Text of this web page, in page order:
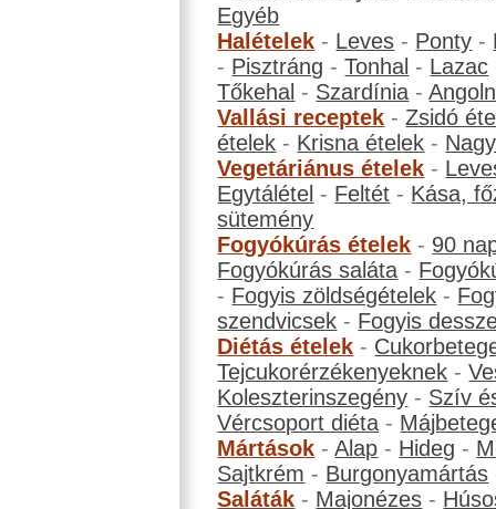
Egyéb
Halételek - Leves - Ponty -
- Pisztráng -Tonhal - Lazac
Tőkehal - Szardínia -
Vallási receptek -Zsidó
ételek - Krisna ételek -
Vegetáriánus ételek -
Egytálétel - Feltét - Kása,
sütemény
Fogyókúrás ételek - 90
Fogyókúrás saláta -
- Fogyis zöldségételek -
szendvicsek - Fogyis
Diétás ételek -
Tejcukorérzékenyeknek -
Koleszterinszegény - Szív
Vércsoport diéta -
Mártások -Alap - Hideg -
Sajtkrém - Burgonyamártás
Saláták - Majonézes -